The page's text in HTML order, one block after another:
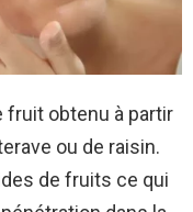
fruit obtenu à partir
ou de raisin.
de fruits ce qui